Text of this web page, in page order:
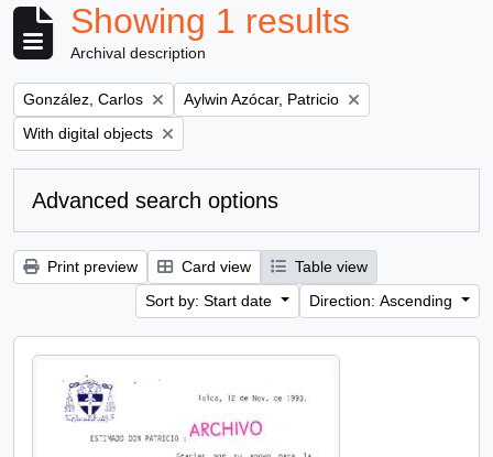
Showing 1 results
Archival description
Remove filter:
González, Carlos Remove filter:
Aylwin Azócar, Patricio
Remove filter:
With digital objects
Advanced search options
Print preview Card view
Table view
Sort by: Start date
Direction: Ascending